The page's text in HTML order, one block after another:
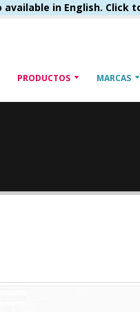
available in English. Click
PRODUCTOS MARCAS